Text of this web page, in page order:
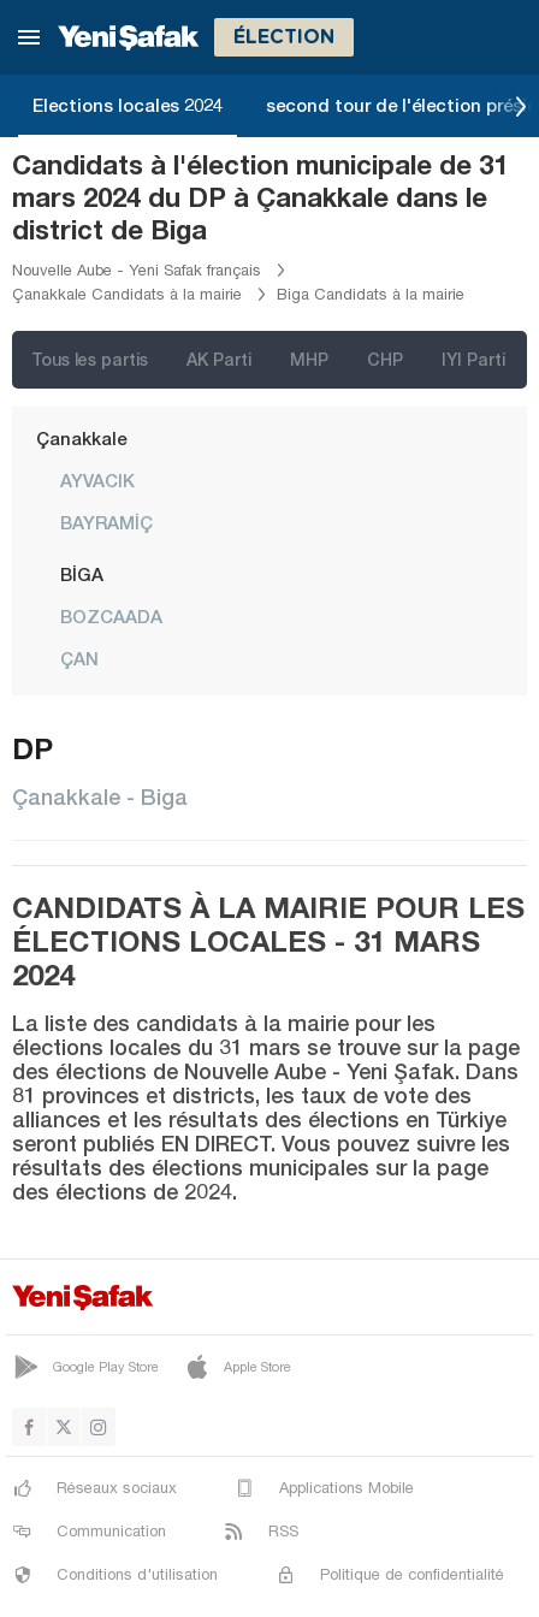
ÉLECTION
Elections locales 2024 second tour de l'élection
Candidats à l'élection municipale de 31
mars 2024 du DP à Çanakkale dans le
district de Biga
Nouvelle Aube - Yeni Safak français
Çanakkale Candidats à la mairie
Biga Candidats à la mairie
Tous les partis AK Parti MHP CHP IYI Parti
Bartın
Bayburt
Bilecik
Bingöl
Bitlis
Bolu
Bursa
Çanakkale
AYVACIK
BAYRAMİÇ
BİGA
BOZCAADA
ÇAN
EVREŞE
GELİBOLU
GEYİKLİ
GÖKÇEADA
KALKIM
KARABİGA
KAVAKKÖY
KEPEZ
KÜÇÜKKUYU
CENTRE
TERZİALAN
UMURBEY
YENİCE
Çankırı
Çorum
Denizli
Diyarbakır
DP
Çanakkale - Biga
CANDIDATS À LA MAIRIE POUR LES
ÉLECTIONS LOCALES - 31 MARS
2024
La liste des candidats à la mairie pour les
élections locales du 31 mars se trouve sur la page
des élections de Nouvelle Aube - Yeni Şafak. Dans
81 provinces et districts, les taux de vote des
alliances et les résultats des élections en Türkiye
seront publiés EN DIRECT. Vous pouvez suivre les
résultats des élections municipales sur la page
des élections de 2024.
Google Play Store Apple Store
Réseaux sociaux Applications Mobile
Communication RSS
Conditions d'utilisation Politique de confidentialité